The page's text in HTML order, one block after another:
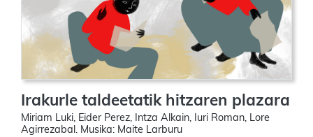
Irakurle taldeetatik hitzaren plazara
Miriam Luki, Eider Perez, Intza Alkain, Iuri Roman, Lore
Agirrezabal. Musika: Maite Larburu